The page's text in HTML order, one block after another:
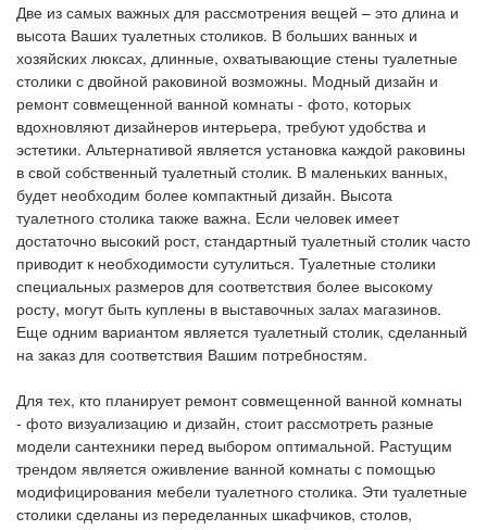
Две из самых важных для рассмотрения вещей – это длина и
высота Ваших туалетных столиков. В больших ванных и
хозяйских люксах, длинные, охватывающие стены туалетные
столики с двойной раковиной возможны. Модный дизайн и
ремонт совмещенной ванной комнаты - фото, которых
вдохновляют дизайнеров интерьера, требуют удобства и
эстетики. Альтернативой является установка каждой раковины
в свой собственный туалетный столик. В маленьких ванных,
будет необходим более компактный дизайн. Высота
туалетного столика также важна. Если человек имеет
достаточно высокий рост, стандартный туалетный столик часто
приводит к необходимости сутулиться. Туалетные столики
специальных размеров для соответствия более высокому
росту, могут быть куплены в выставочных залах магазинов.
Еще одним вариантом является туалетный столик, сделанный
на заказ для соответствия Вашим потребностям.
Для тех, кто планирует ремонт совмещенной ванной комнаты
- фото визуализацию и дизайн, стоит рассмотреть разные
модели сантехники перед выбором оптимальной. Растущим
трендом является оживление ванной комнаты с помощью
модифицирования мебели туалетного столика. Эти туалетные
столики сделаны из переделанных шкафчиков, столов,